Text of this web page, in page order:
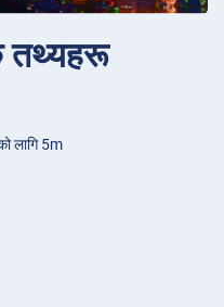
तथ्यहरू
लागि 5m